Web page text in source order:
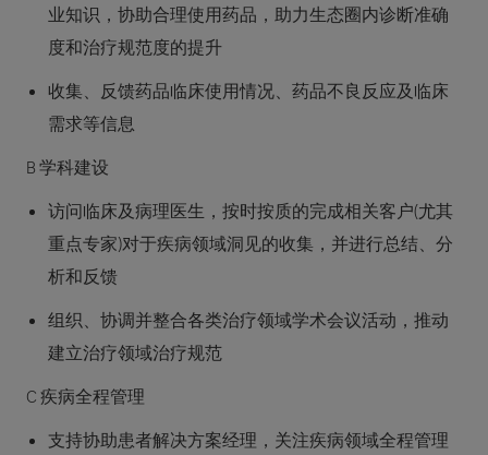
业知识，协助合理使用药品，助力生态圈内诊断准确
度和治疗规范度的提升
收集、反馈药品临床使用情况、药品不良反应及临床
需求等信息
B 学科建设
访问临床及病理医生，按时按质的完成相关客户(尤其
重点专家)对于疾病领域洞见的收集，并进行总结、分
析和反馈
组织、协调并整合各类治疗领域学术会议活动，推动
建立治疗领域治疗规范
C 疾病全程管理
支持协助患者解决方案经理，关注疾病领域全程管理